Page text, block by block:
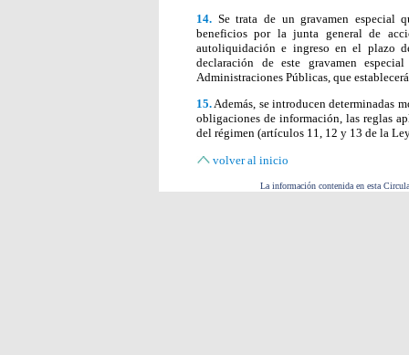
14. Se trata de un gravamen especial
beneficios por la junta general de
autoliquidación e ingreso en el plazo
declaración de este gravamen
Administraciones Públicas, que
15.Además, se introducen determinadas
obligaciones de información, las reglas
del régimen (artículos 11, 12 y 13 de la
volver al inicio
La información contenida en esta